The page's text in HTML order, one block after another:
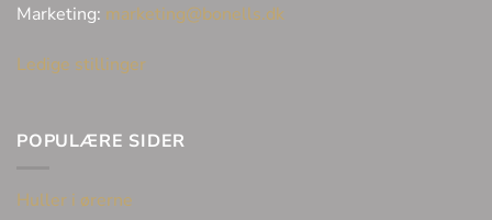
Marketing: marketing@bonells.dk
Ledige stillinger
POPULÆRE SIDER
Huller i ørerne